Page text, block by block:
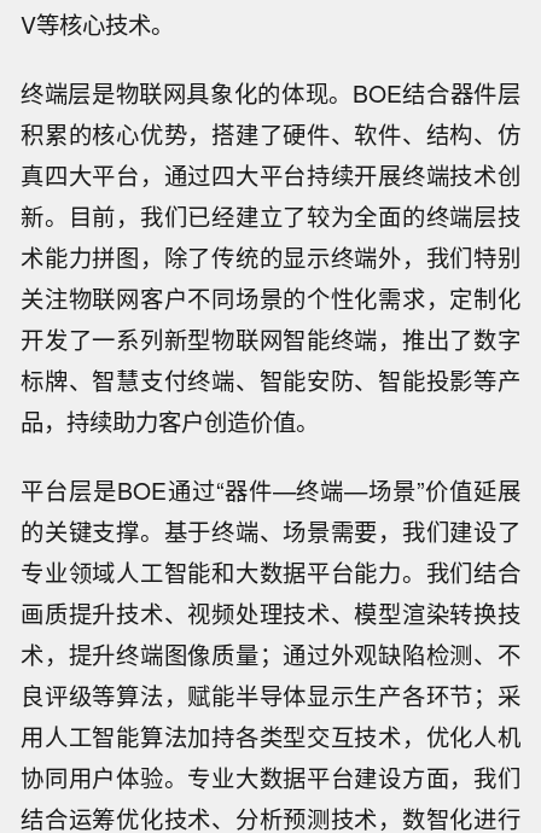
V等核心技术。
终端层是物联网具象化的体现。BOE结合器件层
积累的核心优势，搭建了硬件、软件、结构、仿
真四大平台，通过四大平台持续开展终端技术创
新。目前，我们已经建立了较为全面的终端层技
术能力拼图，除了传统的显示终端外，我们特别
关注物联网客户不同场景的个性化需求，定制化
开发了一系列新型物联网智能终端，推出了数字
标牌、智慧支付终端、智能安防、智能投影等产
品，持续助力客户创造价值。
平台层是BOE通过“器件—终端—场景”价值延展
的关键支撑。基于终端、场景需要，我们建设了
专业领域人工智能和大数据平台能力。我们结合
画质提升技术、视频处理技术、模型渲染转换技
术，提升终端图像质量；通过外观缺陷检测、不
良评级等算法，赋能半导体显示生产各环节；采
用人工智能算法加持各类型交互技术，优化人机
协同用户体验。专业大数据平台建设方面，我们
结合运筹优化技术、分析预测技术，数智化进行